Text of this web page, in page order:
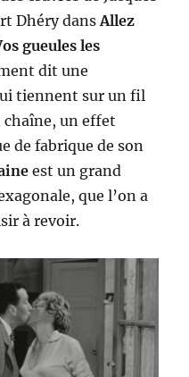
Dhéry dansAllez
gueules les
dit une
tiennent sur un fil
chaîne, un effet
de fabrique de son
est un grand
que l’on a
à revoir.